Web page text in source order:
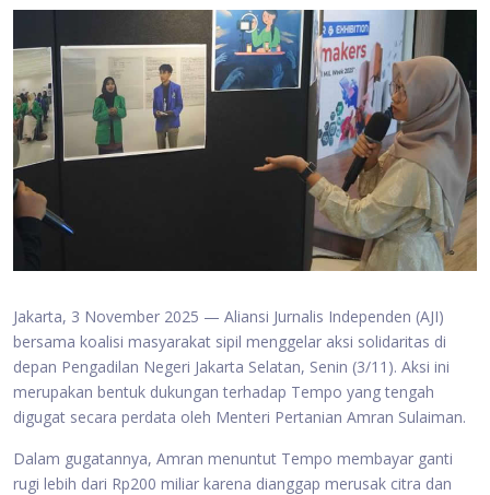
Jakarta, 3 November 2025 — Aliansi Jurnalis Independen (AJI)
bersama koalisi masyarakat sipil menggelar aksi solidaritas di
depan Pengadilan Negeri Jakarta Selatan, Senin (3/11). Aksi ini
merupakan bentuk dukungan terhadap Tempo yang tengah
digugat secara perdata oleh Menteri Pertanian Amran Sulaiman.
Dalam gugatannya, Amran menuntut Tempo membayar ganti
rugi lebih dari Rp200 miliar karena dianggap merusak citra dan